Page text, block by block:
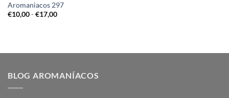
Aromaniacos 297
€10,00 - €17,00Rango
€17,00
BLOG AROMANÍACOS